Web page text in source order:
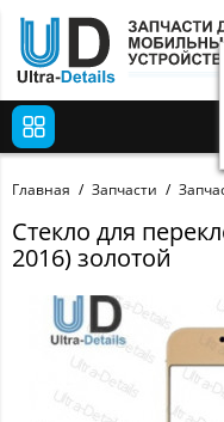
Главная Запчасти
Стекло для
2016) золотой